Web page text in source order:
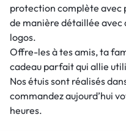
protection complète avec
de manière détaillée avec
logos.
Offre-les à tes amis, ta
cadeau parfait qui allie
Nos étuis sont réalisés
commandez aujourd’hui
heures.